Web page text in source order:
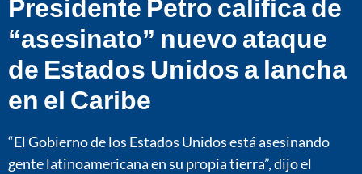
Presidente Petro califica de
“asesinato” nuevo ataque
de Estados Unidos a lancha
en el Caribe
“El Gobierno de los Estados Unidos está asesinando
gente latinoamericana en su propia tierra”, dijo el